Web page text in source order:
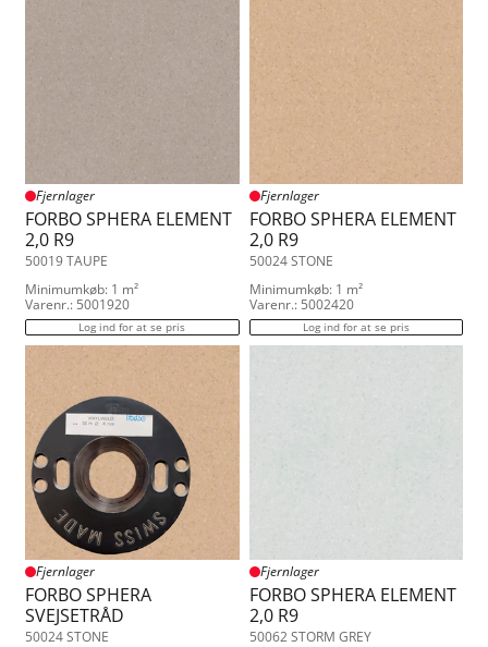
Fjernlager
FORBO SPHERA ELEMENT
2,0 R9
50019 TAUPE
Minimumkøb: 1 m²
Varenr.: 5001920
Log ind for at se pris
Fjernlager
FORBO SPHERA ELEMENT
2,0 R9
50024 STONE
Minimumkøb: 1 m²
Varenr.: 5002420
Log ind for at se pris
Fjernlager
FORBO SPHERA
SVEJSETRÅD
50024 STONE
Fjernlager
FORBO SPHERA ELEMENT
2,0 R9
50062 STORM GREY